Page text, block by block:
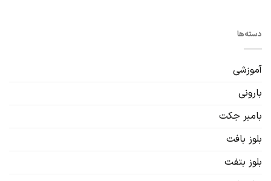
دسته‌ها
آموزشی
بارونی
بامبر جکت
بلوز بافت
بلوز بتفت